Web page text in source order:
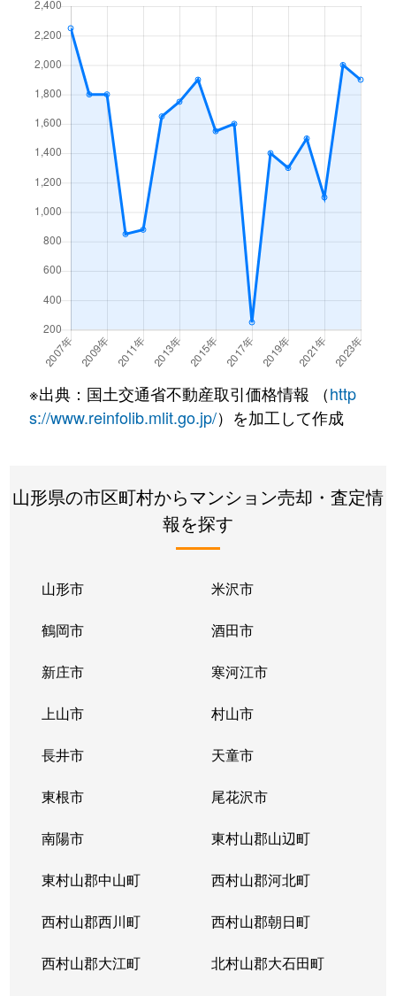
※出典：国土交通省不動産取引価格情報 （http
s://www.reinfolib.mlit.go.jp/）を加工して作成
山形県の市区町村からマンション売却・査定情
報を探す
山形市 米沢市
鶴岡市 酒田市
新庄市 寒河江市
上山市 村山市
長井市 天童市
東根市 尾花沢市
南陽市 東村山郡山辺町
東村山郡中山町 西村山郡河北町
西村山郡西川町 西村山郡朝日町
西村山郡大江町 北村山郡大石田町